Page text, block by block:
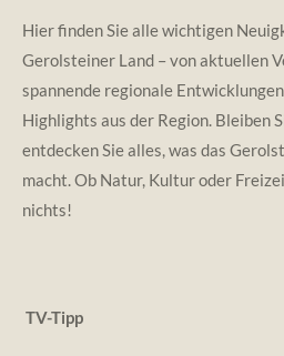
Hier finden Sie alle wichtigen
Gerolsteiner Land – von aktuellen
spannende regionale
Highlights aus der Region. Bleiben
entdecken Sie alles, was das
macht. Ob Natur, Kultur oder
nichts!
TV-Tipp